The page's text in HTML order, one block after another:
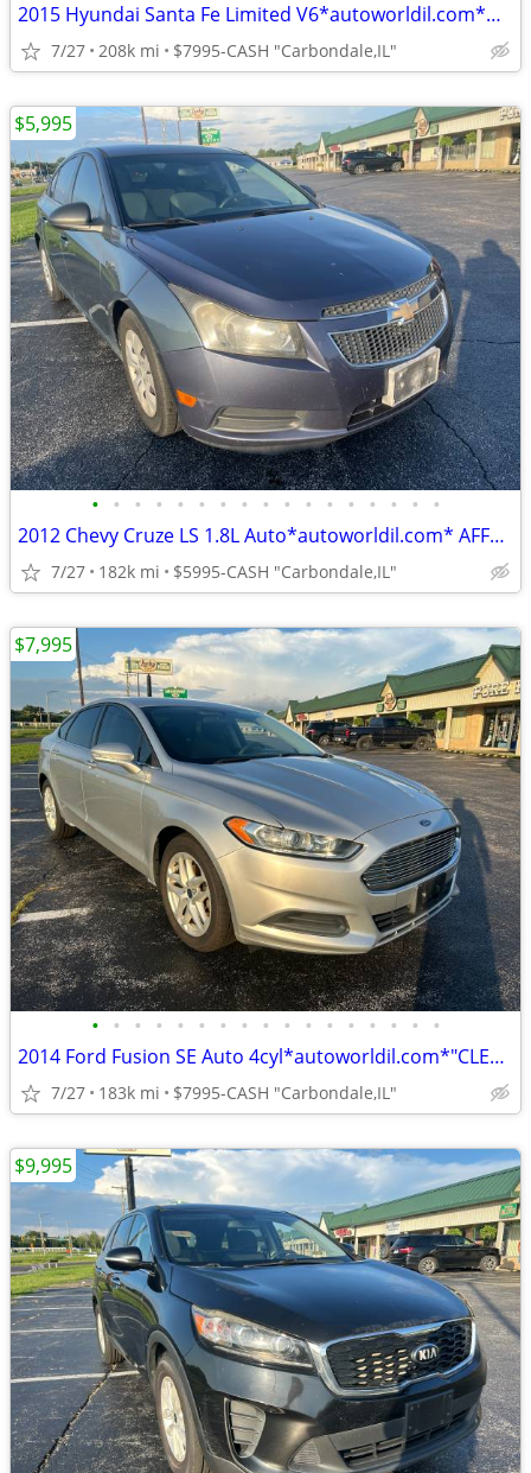
2015 Hyundai Santa Fe Limited V6*autoworldil.com*MAINTAINED FAMILY SUV
7/27 208k mi $7995-CASH "Carbondale,IL"
• • • • • • • • • • • • • • • • •
2012 Chevy Cruze LS 1.8L Auto*autoworldil.com* AFFORDABLE/ALL OPTIONS
7/27 182k mi $5995-CASH "Carbondale,IL"
$5,995
• • • • • • • • • • • • • • • • •
2014 Ford Fusion SE Auto 4cyl*autoworldil.com*"CLEAN TWO OWNERS SEDAN"
7/27 183k mi $7995-CASH "Carbondale,IL"
$7,995
$9,995